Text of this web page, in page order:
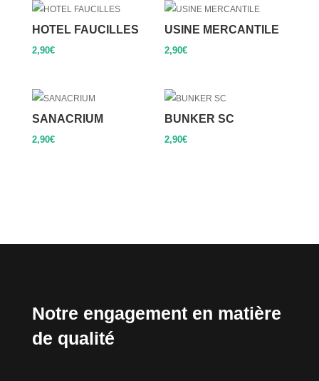
HOTEL FAUCILLES
2,90€
USINE MERCANTILE
2,90€
SANACRIUM
2,90€
BUNKER SC
2,90€
Notre engagement en matière
de qualité